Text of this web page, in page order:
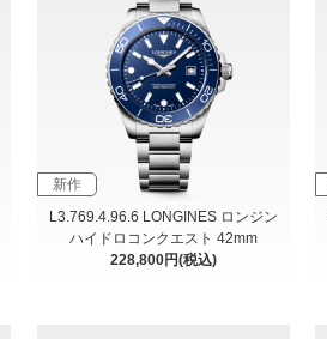
新作
L3.769.4.96.6 LONGINES ロンジン
ハイドロコンクエスト 42mm
228,800円(税込)